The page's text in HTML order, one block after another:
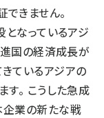
きません。
となっているアジ
進国の経済成長が
ているアジアの
。 こうした急成
企業の新たな戦